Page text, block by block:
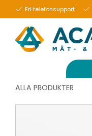
Fri telefonsupport
ALLA PRODUKTER